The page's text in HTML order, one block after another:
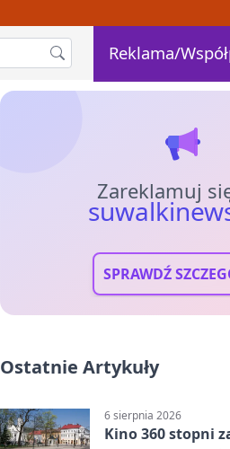
Reklama/
Zareklamuj
SPRAWDŹ
Ostatnie Artykuły
6 sierpnia 2026
Kino 360 stopni